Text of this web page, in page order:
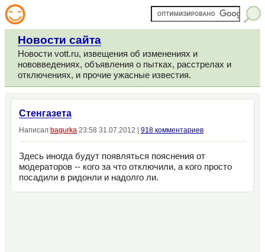
Новости сайта
Новости vott.ru, извещения об изменениях и
нововведениях, объявления о пытках, расстрелах и
отключениях, и прочие ужасные известия.
Стенгазета
Написал bagurka 23:58 31.07.2012 | 918 комментариев
Здесь иногда будут появляться пояснения от
модераторов -- кого за что отключили, а кого просто
посадили в ридонли и надолго ли.